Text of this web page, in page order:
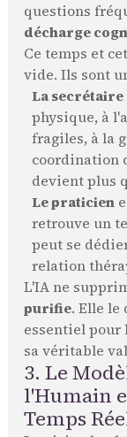
questions
décharge
Ce temps et
vide. Ils sont
La secrétaire
physique, à
fragiles, à la
coordination
devient plus
Le praticien
retrouve un
peut se
relation
L'IA ne
purifie. Elle le
essentiel pour
sa véritable
3. Le
l'Humain
Temps